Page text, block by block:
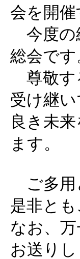
会を開
今度の
総会です
尊敬す
受け継
良き未
ます。
ご多用
是非とも
なお、
お送り